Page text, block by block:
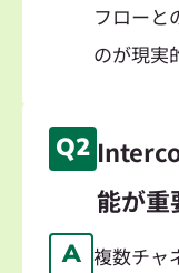
フローと
のが現実
Q2
能が重
A 複数チャ